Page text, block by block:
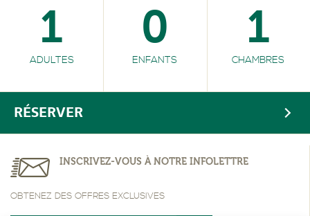
1
ADULTES
0
ENFANTS
1
CHAMBRES
RÉSERVER
INSCRIVEZ-VOUS À NOTRE INFOLETTRE
OBTENEZ DES OFFRES EXCLUSIVES